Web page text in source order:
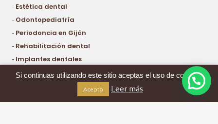
- Estética dental
- Odontopediatría
- Periodoncia en Gijón
- Rehabilitación dental
- Implantes dentales
Aviso Legal y Política de Privacidad
Si continuas utilizando este sitio aceptas el uso de cookies.
Acepto Leer más